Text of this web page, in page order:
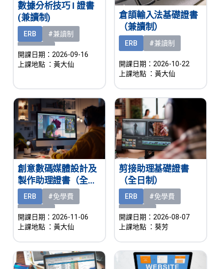
數據分析技巧 I 證書
(兼讀制)
ERB
#兼讀制
#新課程
開課日期：2026-09-16
上課地點 ：黃大仙
倉頡輸入法基礎證書
（兼讀制）
ERB #兼讀制
開課日期：2026-10-22
上課地點 ：黃大仙
創意數碼媒體設計及
製作助理證書（全日
制）
ERB
#免學費
#有津貼
開課日期：2026-11-06
上課地點 ：黃大仙
剪接助理基礎證書
（全日制）
ERB
#免學費
#有津貼
開課日期：2026-08-07
上課地點 ：葵芳